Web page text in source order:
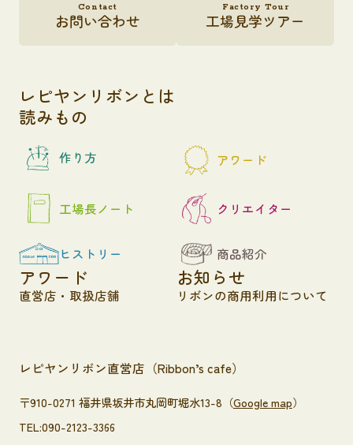
Contact
お問い合わせ
Factory Tour
工場見学ツアー
レピヤンリボン直営店（Ribbon’s cafe）
〒910-0271 福井県坂井市丸岡町堀水13-8（Google map）
TEL:090-2123-3366
レピヤンリボンとは
読みもの
作り方 アワード
工場長ノート クリエイター
ヒストリー 商品紹介
アワード お知らせ
直営店・取扱店舗 リボンの商用利用について